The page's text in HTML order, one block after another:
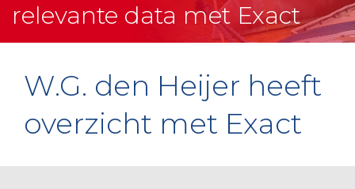
relevante data met Exact
W.G. den Heijer heeft
overzicht met Exact